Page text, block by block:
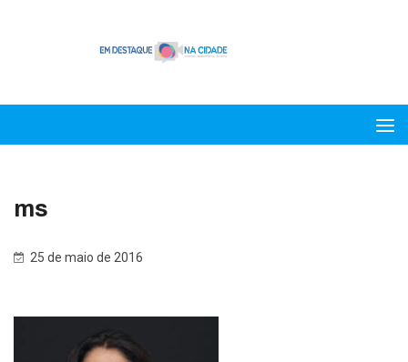
ms
25 de maio de 2016